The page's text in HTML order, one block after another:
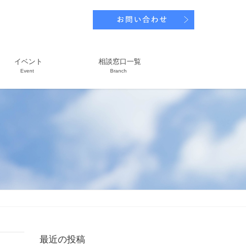
イベント
Event
相談窓口一覧
Branch
最近の投稿